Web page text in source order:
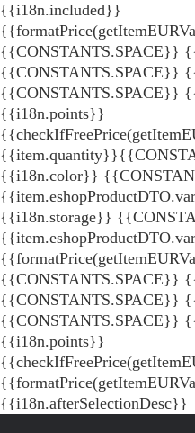
{{i18n.included}}
{{CONSTANTS.SPACE}}
{{CONSTANTS.SPACE}}
{{CONSTANTS.SPACE}}
{{i18n.points}}
{{i18n.color}}
{{i18n.storage}}
{{CONSTANTS.SPACE}}
{{CONSTANTS.SPACE}}
{{CONSTANTS.SPACE}}
{{i18n.points}}
{{i18n.afterSelectionDesc}}